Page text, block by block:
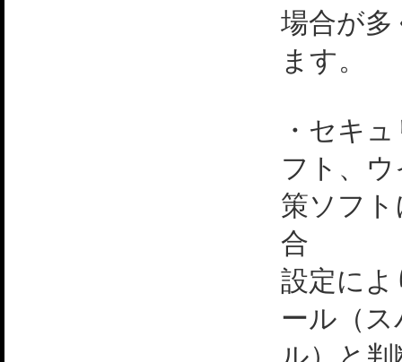
場合が
ます。
・セキ
フト、
策ソフ
合
設定に
ール（